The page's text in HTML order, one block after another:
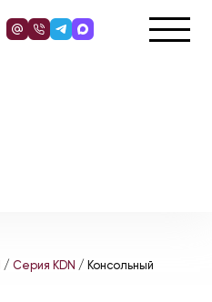
/ Серия KDN / Консольный